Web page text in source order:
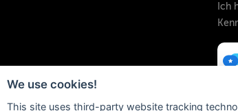
Ich
We use cookies!
This site uses third-party website tracking